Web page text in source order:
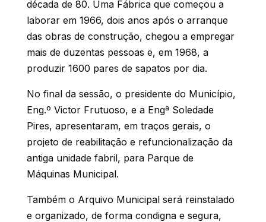
década de 80. Uma Fábrica que começou a
laborar em 1966, dois anos após o arranque
das obras de construção, chegou a empregar
mais de duzentas pessoas e, em 1968, a
produzir 1600 pares de sapatos por dia.
No final da sessão, o presidente do Município,
Eng.º Victor Frutuoso, e a Engª Soledade
Pires, apresentaram, em traços gerais, o
projeto de reabilitação e refuncionalização da
antiga unidade fabril, para Parque de
Máquinas Municipal.
Também o Arquivo Municipal será reinstalado
e organizado, de forma condigna e segura,